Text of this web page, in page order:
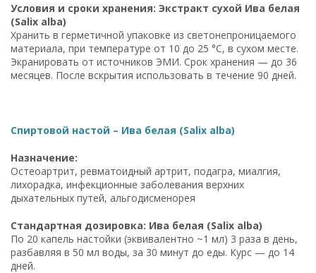
Условия и сроки хранения: Экстракт сухой Ива белая
(Salix alba)
Хранить в герметичной упаковке из светонепроницаемого
материала, при температуре от 10 до 25 °C, в сухом месте.
Экранировать от источников ЭМИ. Срок хранения — до 36
месяцев. После вскрытия использовать в течение 90 дней.
Спиртовой настой – Ива белая (Salix alba)
Назначение:
Остеоартрит, ревматоидный артрит, подагра, миалгия,
лихорадка, инфекционные заболевания верхних
дыхательных путей, альгодисменорея
Стандартная дозировка: Ива белая (Salix alba)
По 20 капель настойки (эквивалентно ~1 мл) 3 раза в день,
разбавляя в 50 мл воды, за 30 минут до еды. Курс — до 14
дней.